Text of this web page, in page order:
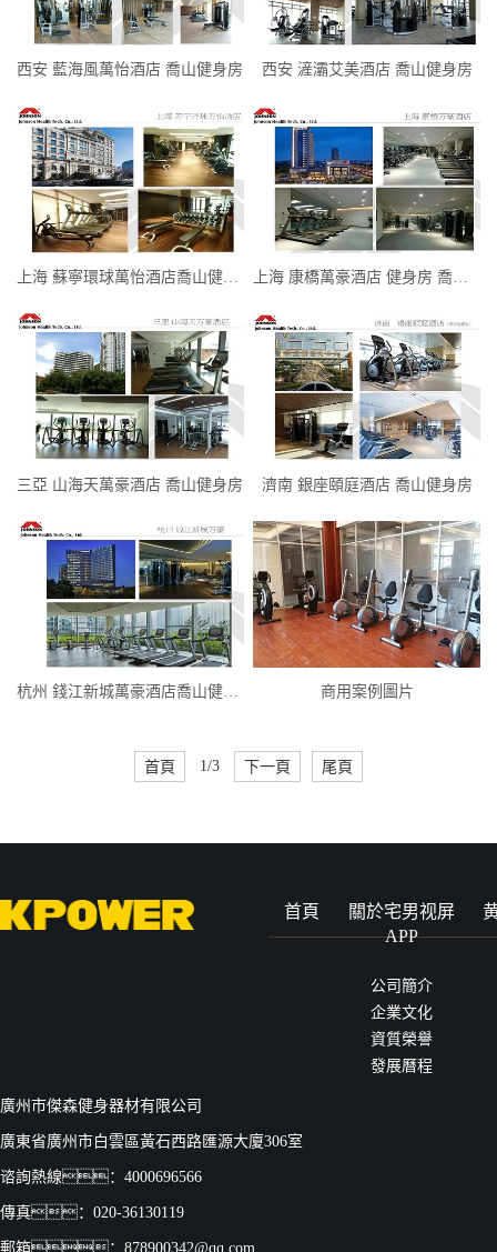
西安 藍海風萬怡酒店 喬山健身房 西安 滻灞艾美酒店 喬山健身房
上海 蘇寧環球萬怡酒店喬山健身房 上海 康橋萬豪酒店 健身房 喬山配置
三亞 山海天萬豪酒店 喬山健身房 濟南 銀座頤庭酒店 喬山健身房
杭州 錢江新城萬豪酒店喬山健身房 商用案例圖片
首頁 1/3 下一頁 尾頁
首頁
關於宅男视屏
APP
公司簡介
企業文化
資質榮譽
發展曆程
廣州市傑森健身器材有限公司
廣東省廣州市白雲區黃石西路匯源大廈306室
谘詢熱線：4000696566
傳真：020-36130119
郵箱：878900342@qq.com